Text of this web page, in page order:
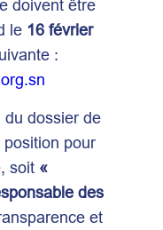
doivent être
le 16 février
:
du dossier de
pour
soit «
des
et